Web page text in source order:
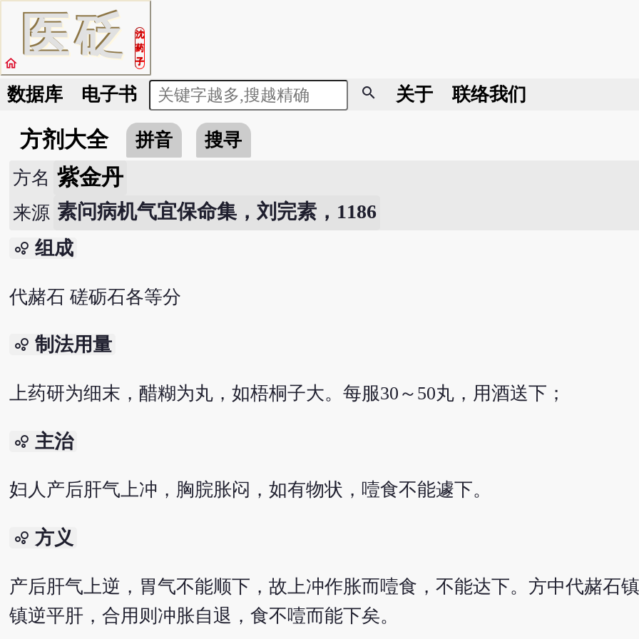
医砭
沈
药
子
home
数据库 电子书 search 关于 联络我们
方剂大全 拼音 搜寻
方名 紫金丹
来源 素问病机气宜保命集，刘完素，1186
bubble_chart 组成
代赭石 磋砺石各等分
bubble_chart 制法用量
上药研为细末，醋糊为丸，如梧桐子大。每服30～50丸，用酒送下；
bubble_chart 主治
妇人产后肝气上冲，胸脘胀闷，如有物状，噎食不能遽下。
bubble_chart 方义
产后肝气上逆，胃气不能顺下，故上冲作胀而噎食，不能达下。方中代赭石
镇逆平肝，合用则冲胀自退，食不噎而能下矣。